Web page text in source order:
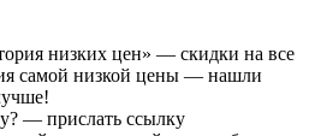
низких цен» — скидки на все
самой низкой цены — нашли
— прислать ссылку